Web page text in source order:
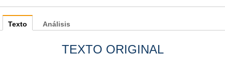
Texto
TEXTO ORIGINAL
Análisis